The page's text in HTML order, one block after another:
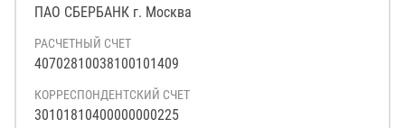
ПАО СБЕРБАНК г. Москва
РАСЧЕТНЫЙ СЧЕТ
40702810038100101409
КОРРЕСПОНДЕНТСКИЙ СЧЕТ
30101810400000000225